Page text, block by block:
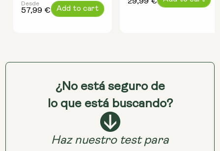
Del ADN Y El
Antienvejecimiento
Precio
Desde
57,99 € Add to cart
Tamaño de la cápsula:
¿No está seguro de
lo que está buscando?
Haz nuestro test para